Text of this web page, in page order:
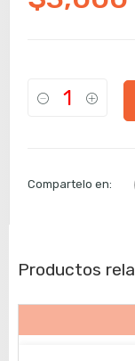
Compartelo en:
Productos